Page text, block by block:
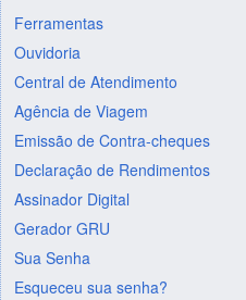
Ferramentas
Ouvidoria
Central de Atendimento
Agência de Viagem
Emissão de Contra-cheques
Declaração de Rendimentos
Assinador Digital
Gerador GRU
Sua Senha
Esqueceu sua senha?